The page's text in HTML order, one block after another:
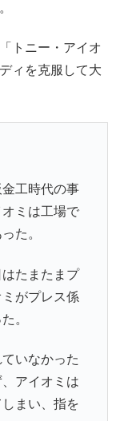
トニー・アイオ
ィを克服して大
工時代の事
ミは工場で
た。
たまたまプ
がプレス係
。
いなかった
アイオミは
まい、指を